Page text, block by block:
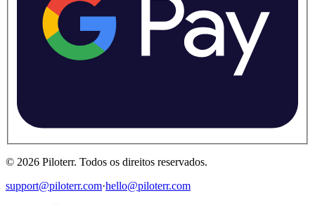
© 2026 Piloterr. Todos os direitos reservados.
support@piloterr.com·hello@piloterr.com